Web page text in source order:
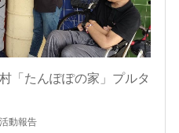
「たんぽぽの家」プルタ
活動報告